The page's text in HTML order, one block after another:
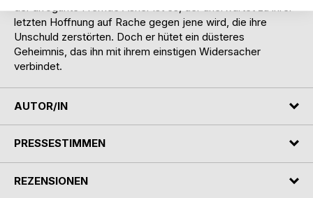
letzten Hoffnung auf Rache gegen jene wird, die ihre
Unschuld zerstörten. Doch er hütet ein düsteres
Geheimnis, das ihn mit ihrem einstigen Widersacher
verbindet.
AUTOR/IN
PRESSESTIMMEN
REZENSIONEN